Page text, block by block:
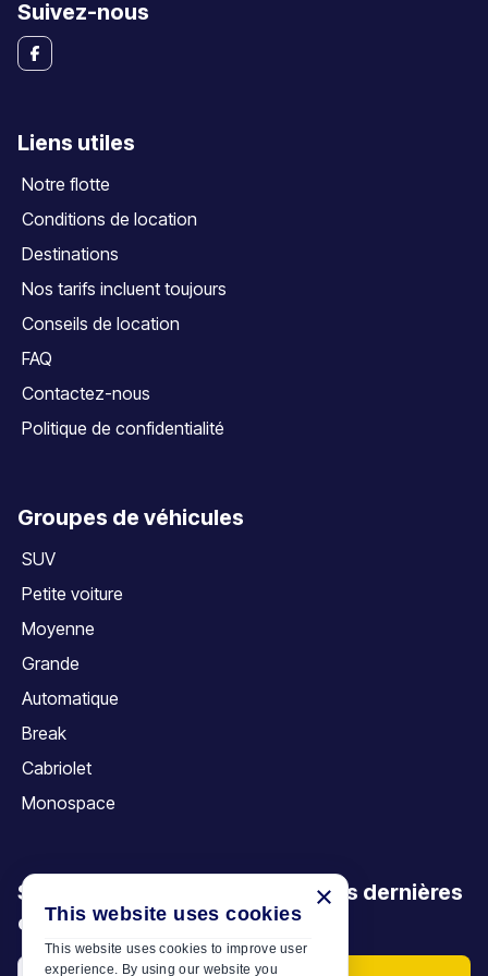
Suivez-nous
Liens utiles
Notre flotte
Conditions de location
Destinations
Nos tarifs incluent toujours
Conseils de location
FAQ
Contactez-nous
Politique de confidentialité
Groupes de véhicules
SUV
Petite voiture
Moyenne
Grande
Automatique
Break
Cabriolet
Monospace
Soyez le premier à découvrir nos dernières
offres, promotions et articles
×
This website uses cookies
This website uses cookies to improve user
experience. By using our website you